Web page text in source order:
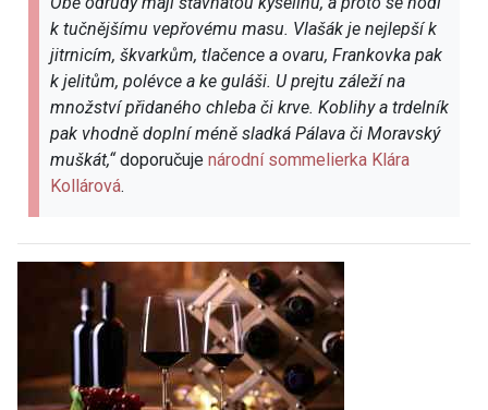
k tučnějšímu vepřovému masu. Vlašák je nejlepší k
jitrnicím, škvarkům, tlačence a ovaru, Frankovka pak
k jelitům, polévce a ke guláši. U prejtu záleží na
množství přidaného chleba či krve. Koblihy a trdelník
pak vhodně doplní méně sladká Pálava či Moravský
muškát,“doporučuje národní sommelierka Klára
Kollárová.